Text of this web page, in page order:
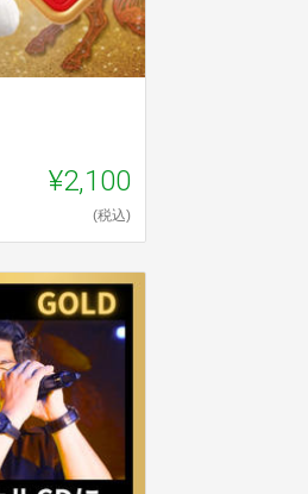
¥2,100
(税込)